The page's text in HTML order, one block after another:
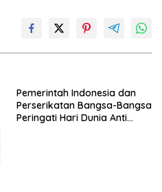
Pemerintah Indonesia dan
Perserikatan Bangsa-Bangsa
Peringati Hari Dunia Anti